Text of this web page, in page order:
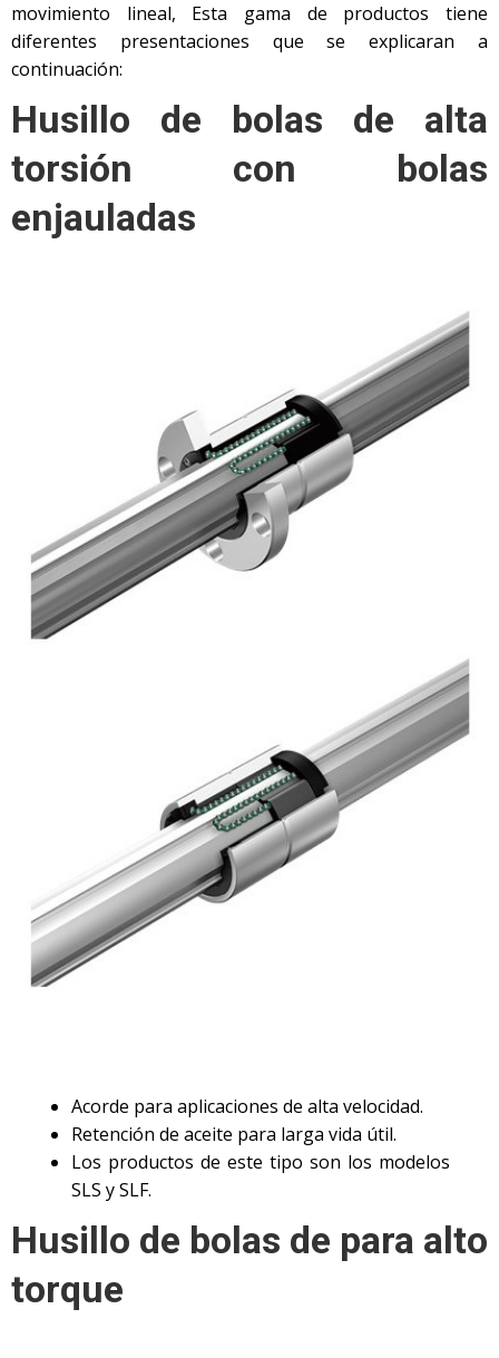
movimiento lineal, Esta gama de productos tiene
diferentes presentaciones que se explicaran a
continuación:
Husillo de bolas de alta
torsión con bolas
enjauladas
Acorde para aplicaciones de alta velocidad.
Retención de aceite para larga vida útil.
Los productos de este tipo son los modelos
SLS y SLF.
Husillo de bolas de para alto
torque